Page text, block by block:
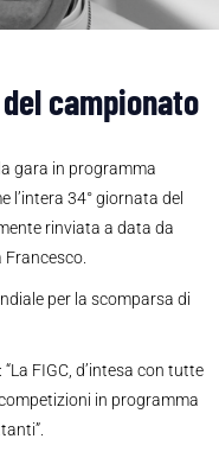
campionato
gara in programma
l’intera 34° giornata del
rinviata a data da
per la scomparsa di
FIGC, d’intesa con tutte
in programma